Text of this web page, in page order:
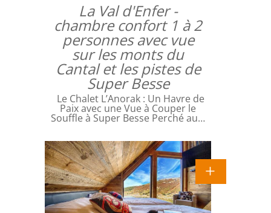
La Val d'Enfer -
chambre confort 1 à 2
personnes avec vue
sur les monts du
Cantal et les pistes de
Super Besse
Le Chalet L’Anorak : Un Havre de
Paix avec une Vue à Couper le
Souffle à Super Besse Perché au…